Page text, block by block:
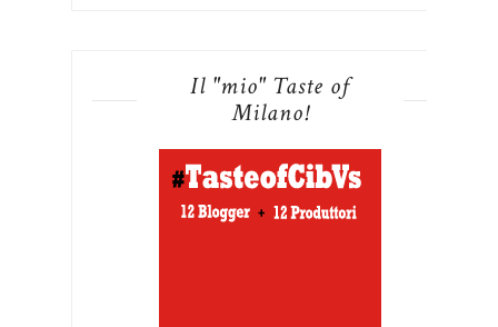
Il "mio" Taste of
Milano!